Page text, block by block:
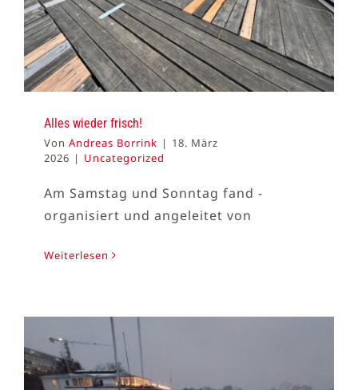
Alles wieder frisch!
Von Andreas Borrink | 18. März
2026 | Uncategorized
Am Samstag und Sonntag fand -
organisiert und angeleitet von
Weiterlesen